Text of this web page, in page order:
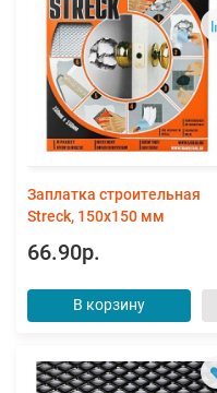
Заплатка строительная
Streck, 150х150 мм
66.90р.
В корзину